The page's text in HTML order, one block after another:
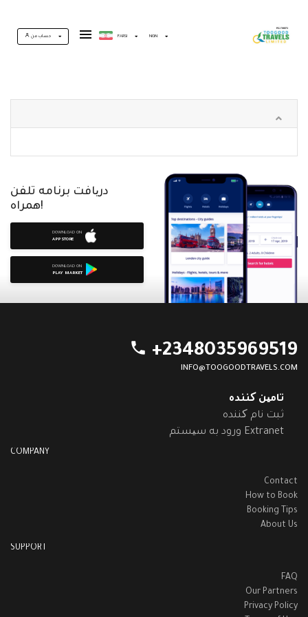
NGN
FARSI حساب من
دریافت برنامه تلفن
همراه!
DOWNLOAD ON
APP STORE
DOWNLOAD ON
PLAY MARKET
phone +2348035969519
INFO@TOOGOODTRAVELS.COM
تامین کننده
ثبت نام کننده
ورود به سیستم Extranet
COMPANY
Contact
How to Book
Booking Tips
About Us
SUPPORT
FAQ
Our Partners
Privacy Policy